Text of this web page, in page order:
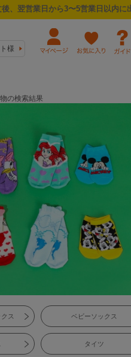
後、翌営業日から3〜5営業日以内に
様
の検索結果
ス ベビーソックス
タイツ